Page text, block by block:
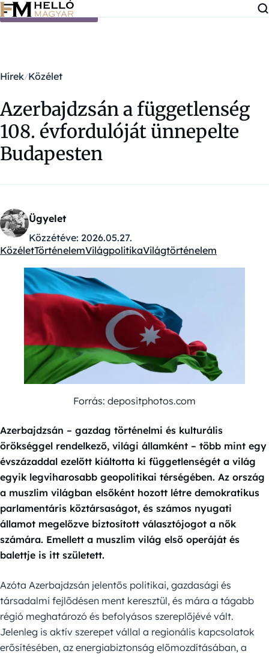
Ugrás a tartalomra
Hírek Közélet
Azerbajdzsán a függetlenség
108. évfordulóját ünnepelte
Budapesten
Ügyelet
Közzétéve: 2026.05.27.
Kategóriák:
KözéletTörténelemVilágpolitikaVilágtörténelem
Forrás: depositphotos.com
Azerbajdzsán – gazdag történelmi és kulturális
örökséggel rendelkező, világi államként – több mint egy
évszázaddal ezelőtt kiáltotta ki függetlenségét a világ
egyik legviharosabb geopolitikai térségében. Az ország
a muszlim világban elsőként hozott létre demokratikus
parlamentáris köztársaságot, és számos nyugati
államot megelőzve biztosított választójogot a nők
számára. Emellett a muszlim világ első operáját és
balettje is itt született.
Azóta Azerbajdzsán jelentős politikai, gazdasági és
társadalmi fejlődésen ment keresztül, és mára a tágabb
régió meghatározó és befolyásos szereplőjévé vált.
Jelenleg is aktív szerepet vállal a regionális kapcsolatok
erősítésében, az energiabiztonság előmozdításában, a